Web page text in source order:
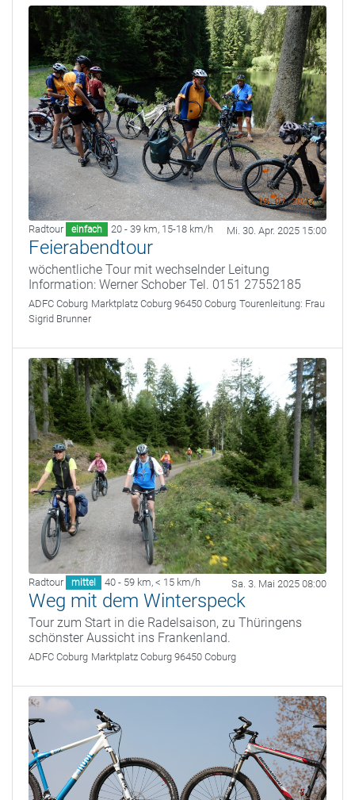
Radtour einfach 20 - 39 km, 15-18 km/h Mi. 30. Apr. 2025 15:00
Feierabendtour
wöchentliche Tour mit wechselnder Leitung
Information: Werner Schober Tel. 0151 27552185
ADFC Coburg Marktplatz Coburg 96450 Coburg Tourenleitung: Frau
Sigrid Brunner
Radtour mittel 40 - 59 km, < 15 km/h Sa. 3. Mai 2025 08:00
Weg mit dem Winterspeck
Tour zum Start in die Radelsaison, zu Thüringens
schönster Aussicht ins Frankenland.
ADFC Coburg Marktplatz Coburg 96450 Coburg